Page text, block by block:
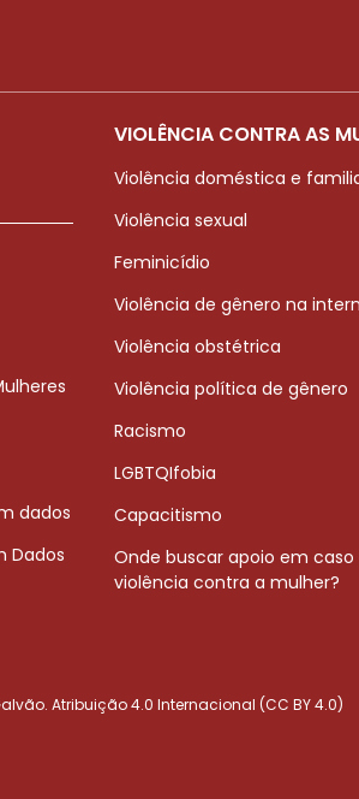
dados
Dados
VIOLÊNCIA CONTRA AS
Violência doméstica e
Violência sexual
Feminicídio
Violência de gênero na
Violência obstétrica
Violência política de gênero
Racismo
LGBTQIfobia
Capacitismo
Onde buscar apoio em caso
violência contra a mulher?
Atribuição 4.0 Internacional (CC BY 4.0)